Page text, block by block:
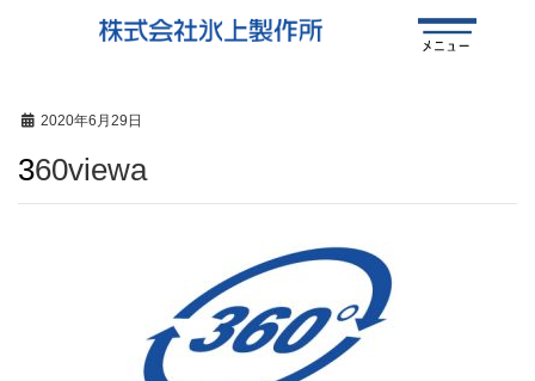
2020年6月29日
360viewa